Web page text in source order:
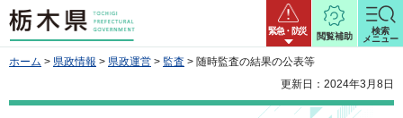
栃木県 緊急・防災
閲覧補助
検索
メニュー
ホーム > 県政情報 > 県政運営 > 監査 > 随時監査の結果の公表等
更新日：2024年3月8日